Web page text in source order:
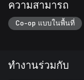
ความสามารถ
Co-op แบบในพื้นที่
ทำงานร่วมกับ